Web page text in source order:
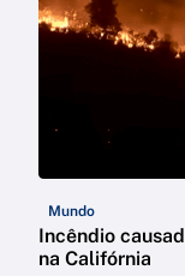
Mundo
Incêndio
na Califórnia